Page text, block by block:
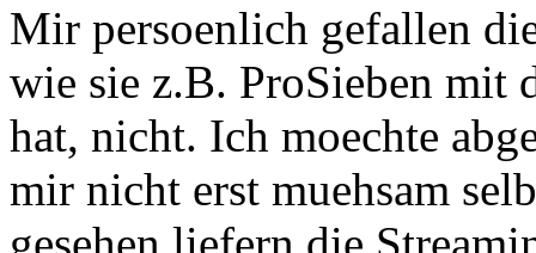
Mir persoenlich gefallen
wie sie z.B. ProSieben mit
hat, nicht. Ich moechte
mir nicht erst muehsam
gesehen liefern die